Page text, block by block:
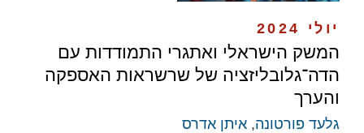
יולי 2024
המשק הישראלי ואתגרי התמודדות עם
הדה־גלובליזציה של שרשראות האספקה
והערך
גלעד פורטונה, איתן אדרס